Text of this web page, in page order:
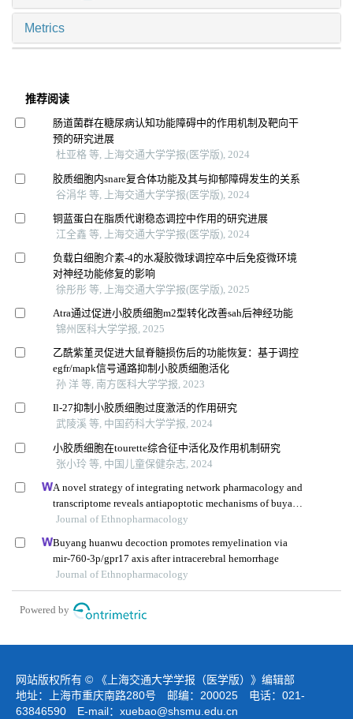
Metrics
推荐阅读
肠道菌群在糖尿病认知功能障碍中的作用机制及靶向干
预的研究进展
杜亚格 等, 上海交通大学学报(医学版), 2024
胶质细胞内snare复合体功能及其与抑郁障碍发生的关系
谷涓华 等, 上海交通大学学报(医学版), 2024
铜蓝蛋白在脂质代谢稳态调控中作用的研究进展
江全鑫 等, 上海交通大学学报(医学版), 2024
负载白细胞介素-4的水凝胶微球调控卒中后免疫微环境
对神经功能修复的影响
徐彤彤 等, 上海交通大学学报(医学版), 2025
Atra通过促进小胶质细胞m2型转化改善sah后神经功能
锦州医科大学学报, 2025
乙酰紫堇灵促进大鼠脊髓损伤后的功能恢复：基于调控
egfr/mapk信号通路抑制小胶质细胞活化
孙 洋 等, 南方医科大学学报, 2023
Il-27抑制小胶质细胞过度激活的作用研究
武陵溪 等, 中国药科大学学报, 2024
小胶质细胞在tourette综合征中活化及作用机制研究
张小玲 等, 中国儿童保健杂志, 2024
A novel strategy of integrating network pharmacology and
transcriptome reveals antiapoptotic mechanisms of buyang
huanwu decoction in treating intracerebral hemorrhage
Journal of Ethnopharmacology
Buyang huanwu decoction promotes remyelination via
mir-760-3p/gpr17 axis after intracerebral hemorrhage
Journal of Ethnopharmacology
Powered by
网站版权所有 © 《上海交通大学学报（医学版）》编辑部
地址：上海市重庆南路280号 邮编：200025 电话：021-
63846590 E-mail： xuebao@shsmu.edu.cn